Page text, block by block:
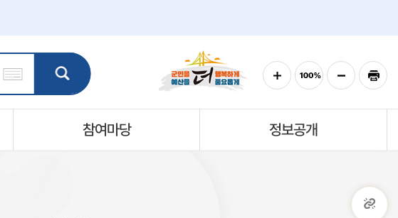
참여마당 정보공개